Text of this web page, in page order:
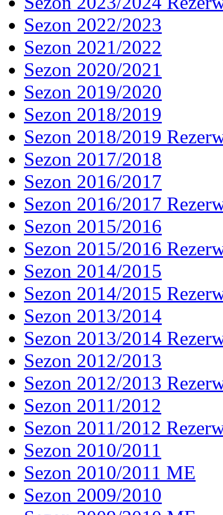
Sezon 2022/2023
Sezon 2021/2022
Sezon 2020/2021
Sezon 2019/2020
Sezon 2018/2019
Sezon 2018/2019
Sezon 2017/2018
Sezon 2016/2017
Sezon 2016/2017
Sezon 2015/2016
Sezon 2015/2016
Sezon 2014/2015
Sezon 2014/2015
Sezon 2013/2014
Sezon 2013/2014
Sezon 2012/2013
Sezon 2012/2013
Sezon 2011/2012
Sezon 2011/2012
Sezon 2010/2011
Sezon 2010/2011 ME
Sezon 2009/2010